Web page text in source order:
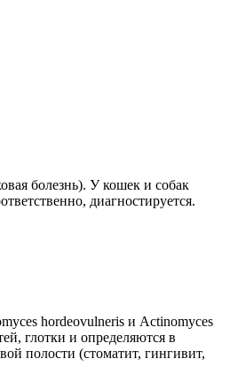
болезнь). У кошек и собак
диагностируется.
hordeovulneris и Actinomyces
глотки и определяются в
полости (стоматит, гингивит,